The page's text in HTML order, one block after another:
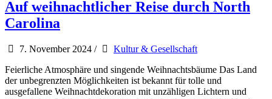
Der
Osten
Auf weihnachtlicher Reise durch North
Carolina
7. November 2024 /
Kultur & Gesellschaft
Feierliche Atmosphäre und singende Weihnachtsbäume Das Land
der unbegrenzten Möglichkeiten ist bekannt für tolle und
ausgefallene Weihnachtdekoration mit unzähligen Lichtern und